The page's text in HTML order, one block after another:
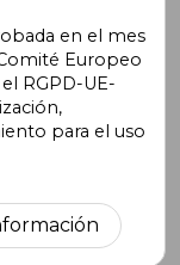
|Buscalibre
Otros
en el mes
Europeo
RGPD-UE-
para el uso